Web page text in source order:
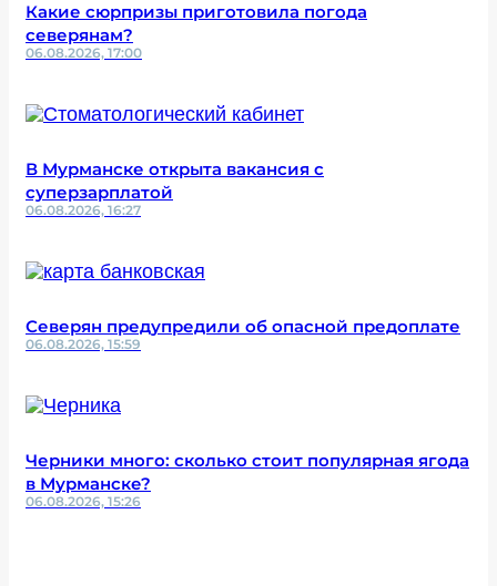
Какие сюрпризы приготовила погода
северянам?
06.08.2026, 17:00
В Мурманске открыта вакансия с
суперзарплатой
06.08.2026, 16:27
Северян предупредили об опасной предоплате
06.08.2026, 15:59
Черники много: сколько стоит популярная ягода
в Мурманске?
06.08.2026, 15:26